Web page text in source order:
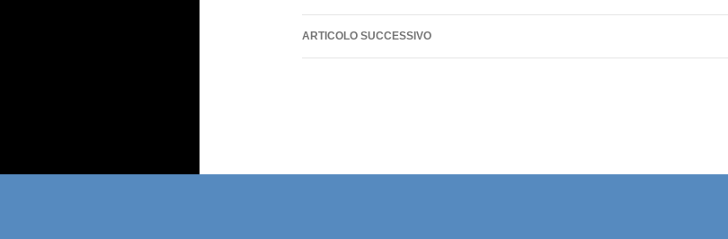
articolo
ARTICOLO SUCCESSIVO